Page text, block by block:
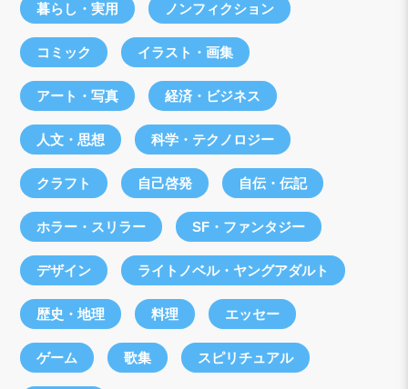
暮らし・実用 ノンフィクション
コミック イラスト・画集
アート・写真 経済・ビジネス
人文・思想 科学・テクノロジー
クラフト 自己啓発 自伝・伝記
ホラー・スリラー SF・ファンタジー
デザイン ライトノベル・ヤングアダルト
歴史・地理 料理 エッセー
ゲーム 歌集 スピリチュアル